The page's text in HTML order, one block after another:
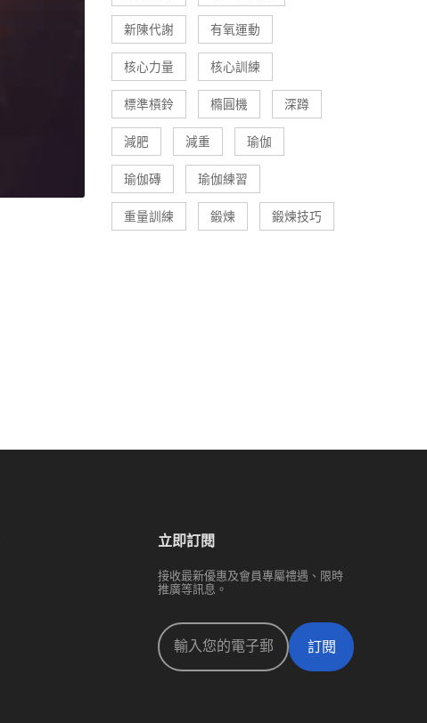
新陳代謝 有氧運動
核心力量 核心訓練
標準槓鈴 橢圓機 深蹲
減肥 減重 瑜伽
瑜伽磚 瑜伽練習
重量訓練 鍛煉 鍛煉技巧
立即訂閱
接收最新優惠及會員專屬禮遇、限時
推廣等訊息。
訂閱